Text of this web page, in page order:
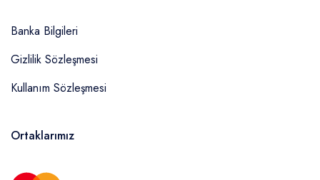
Banka Bilgileri
Gizlilik Sözleşmesi
Kullanım Sözleşmesi
Ortaklarımız